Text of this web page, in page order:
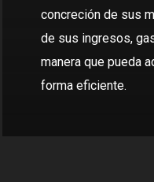
concreción de sus
de sus ingresos,
manera que pueda
forma eficiente.